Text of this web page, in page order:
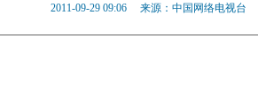
2011-09-29 09:06 来源：中国网络电视台